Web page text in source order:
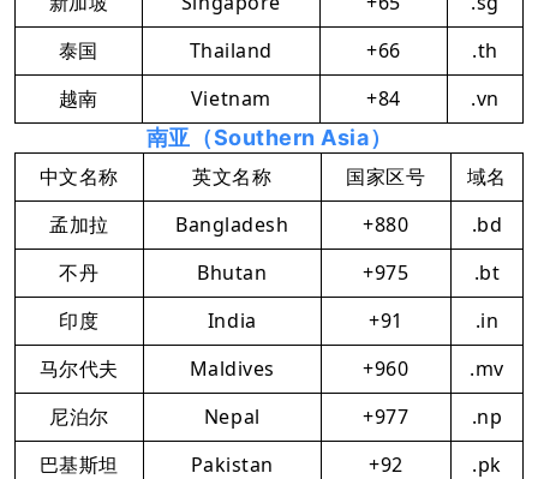
泰国
Thailand +66
.th
越南
Vietnam +84 .vn
南亚（Southern Asia）
中文名称 英文名称 国家区号
域名
孟加拉
Bangladesh +880
.bd
不丹
Bhutan +975
.bt
印度
India +91
.in
马尔代夫
Maldives +960
.mv
尼泊尔
Nepal +977
.np
巴基斯坦
Pakistan +92
.pk